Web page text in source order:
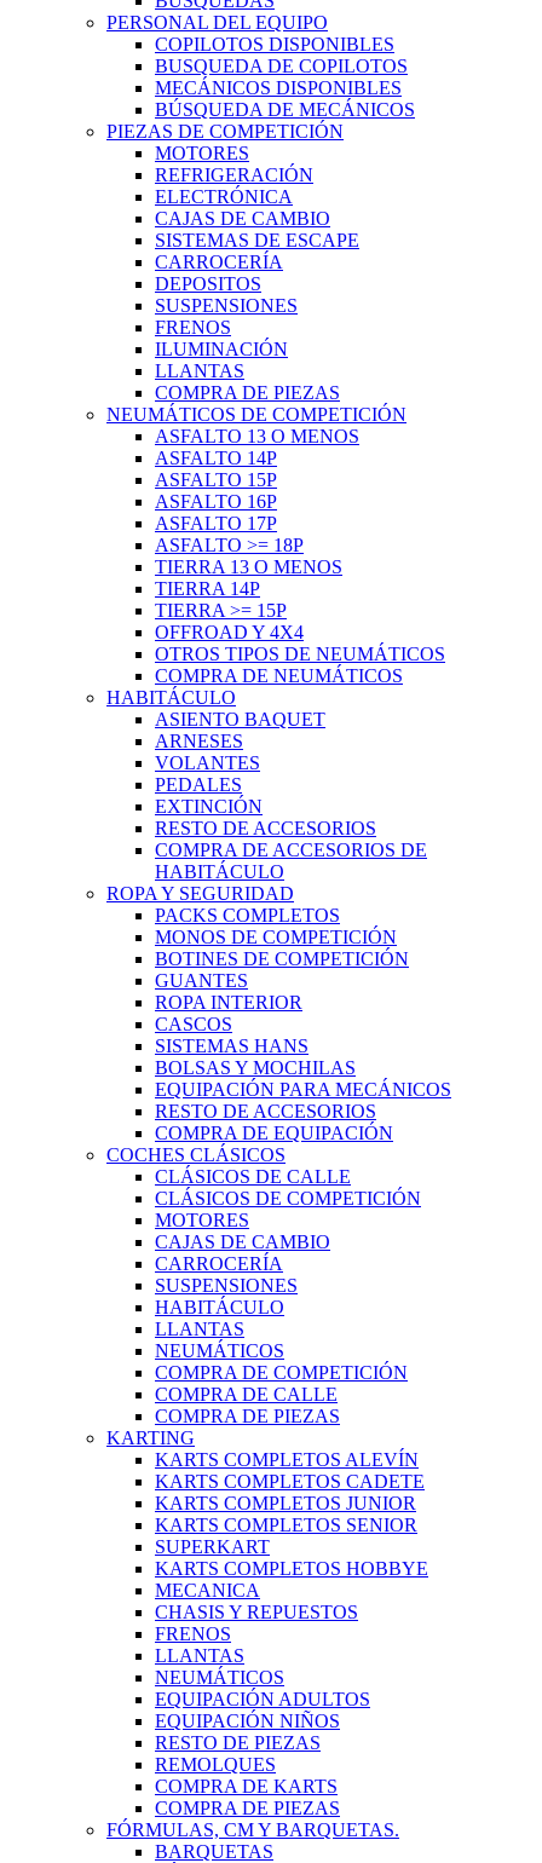
PERSONAL DEL EQUIPO
COPILOTOS DISPONIBLES
BUSQUEDA DE COPILOTOS
MECÁNICOS DISPONIBLES
BÚSQUEDA DE MECÁNICOS
PIEZAS DE COMPETICIÓN
MOTORES
REFRIGERACIÓN
ELECTRÓNICA
CAJAS DE CAMBIO
SISTEMAS DE ESCAPE
CARROCERÍA
DEPOSITOS
SUSPENSIONES
FRENOS
ILUMINACIÓN
LLANTAS
COMPRA DE PIEZAS
NEUMÁTICOS DE COMPETICIÓN
ASFALTO 13 O MENOS
ASFALTO 14P
ASFALTO 15P
ASFALTO 16P
ASFALTO 17P
ASFALTO >= 18P
TIERRA 13 O MENOS
TIERRA 14P
TIERRA >= 15P
OFFROAD Y 4X4
OTROS TIPOS DE NEUMÁTICOS
COMPRA DE NEUMÁTICOS
HABITÁCULO
ASIENTO BAQUET
ARNESES
VOLANTES
PEDALES
EXTINCIÓN
RESTO DE ACCESORIOS
COMPRA DE ACCESORIOS DE
HABITÁCULO
ROPA Y SEGURIDAD
PACKS COMPLETOS
MONOS DE COMPETICIÓN
BOTINES DE COMPETICIÓN
GUANTES
ROPA INTERIOR
CASCOS
SISTEMAS HANS
BOLSAS Y MOCHILAS
EQUIPACIÓN PARA MECÁNICOS
RESTO DE ACCESORIOS
COMPRA DE EQUIPACIÓN
COCHES CLÁSICOS
CLÁSICOS DE CALLE
CLÁSICOS DE COMPETICIÓN
MOTORES
CAJAS DE CAMBIO
CARROCERÍA
SUSPENSIONES
HABITÁCULO
LLANTAS
NEUMÁTICOS
COMPRA DE COMPETICIÓN
COMPRA DE CALLE
COMPRA DE PIEZAS
KARTING
KARTS COMPLETOS ALEVÍN
KARTS COMPLETOS CADETE
KARTS COMPLETOS JUNIOR
KARTS COMPLETOS SENIOR
SUPERKART
KARTS COMPLETOS HOBBYE
MECANICA
CHASIS Y REPUESTOS
FRENOS
LLANTAS
NEUMÁTICOS
EQUIPACIÓN ADULTOS
EQUIPACIÓN NIÑOS
RESTO DE PIEZAS
REMOLQUES
COMPRA DE KARTS
COMPRA DE PIEZAS
FÓRMULAS, CM Y BARQUETAS.
BARQUETAS